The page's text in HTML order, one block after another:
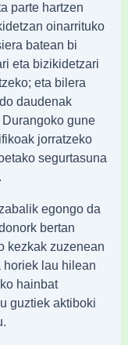
parte hartzen
oinarrituko
batean bi
eta bizikidetzari
eta bilera
daudenak
gune
jorratzeko
segurtasuna
egongo da
bertan
kezkak zuzenean
lau hilean
hainbat
guztiek aktiboki